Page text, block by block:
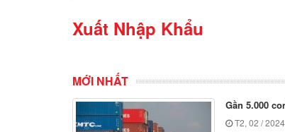
Xuất Nhập Khẩu
MỚI NHẤT
Gần 5.000
T2, 02 / 2024